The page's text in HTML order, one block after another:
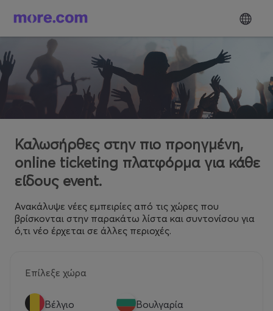
Καλωσήρθες στην πιο προηγμένη,
online ticketing πλατφόρμα για κάθε
είδους event.
Ανακάλυψε νέες εμπειρίες από τις χώρες που
βρίσκονται στην παρακάτω λίστα και συντονίσου για
ό,τι νέο έρχεται σε άλλες περιοχές.
Επίλεξε χώρα
Βέλγιο Βουλγαρία